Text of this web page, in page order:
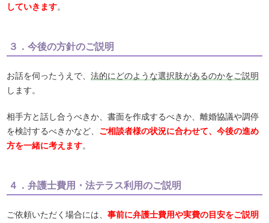
していきます。
３．今後の方針のご説明
お話を伺ったうえで、法的にどのような選択肢があるのかをご説明
します。
相手方と話し合うべきか、書面を作成するべきか、離婚協議や調停
を検討するべきかなど、 ご相談者様の状況に合わせて、今後の進め
方を一緒に考えます。
４．弁護士費用・法テラス利用のご説明
ご依頼いただく場合には、事前に弁護士費用や実費の目安をご説明